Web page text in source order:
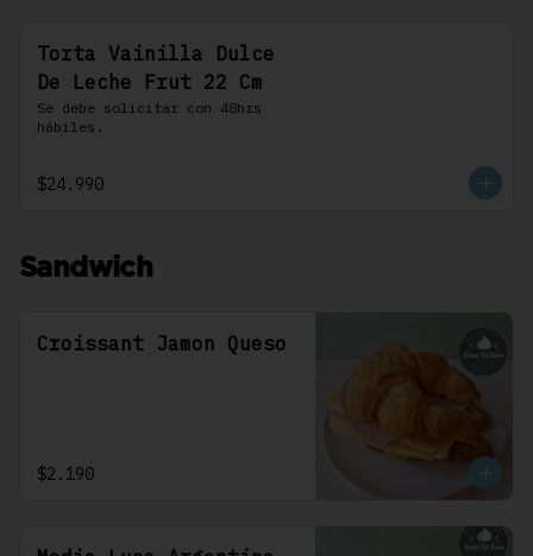
Torta Vainilla Dulce
De Leche Frut 22 Cm
Se debe solicitar con 48hrs
hábiles.
$24.990
Sandwich
Croissant Jamon Queso
$2.190